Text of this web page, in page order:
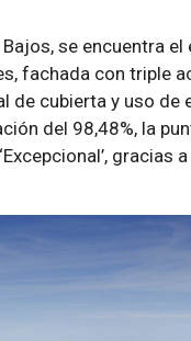
se encuentra
fachada con triple
de cubierta y uso de
del 98,48%, la
gracias